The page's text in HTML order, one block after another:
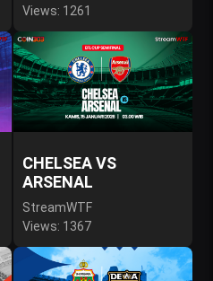
Views: 1261
CHELSEA VS
ARSENAL
StreamWTF
Views: 1367